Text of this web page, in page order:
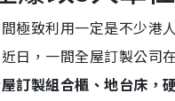
極致利用一定是不少港
日，一間全屋訂製公司
訂製組合櫃、地台床，